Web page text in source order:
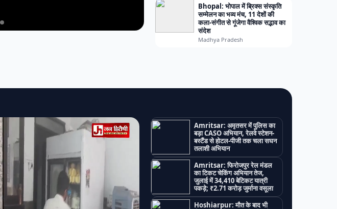
Bhopal: भोपाल में ब्रिक्स संस्कृति
सम्मेलन का भव्य मंच, 11 देशों की
कला-संगीत से गूंजेगा वैश्विक सद्भाव का
संदेश
Madhya Pradesh
Amritsar: अमृतसर में पुलिस का
बड़ा CASO अभियान, रेलवे स्टेशन-
बस्टैंड से होटल-पीजी तक चला सघन
तलाशी अभियान
Amritsar: फिरोजपुर रेल मंडल
का टिकट चेकिंग अभियान तेज,
जुलाई में 34,410 बेटिकट यात्री
पकड़े; ₹2.71 करोड़ जुर्माना वसूला
Hoshiarpur: मौत के बाद भी